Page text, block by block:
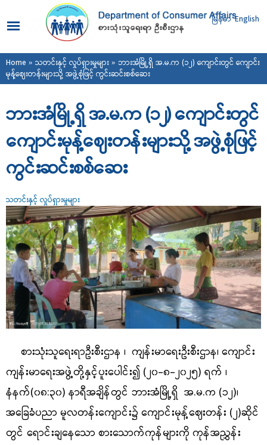
main
content
မြန်မာ English
You are here
Home » သတင်းနှင့် လှုပ်ရှားမှုများ» ဘားအံမြို့ရှိ အ.မ.က (၁၂) ကျောင်းတွင် ကျောင်း
မုန့်ဈေးတန်းများသို့ အဖွဲ့စုံဖြင့် ကွင်းဆင်းစစ်ဆေး
ဘားအံမြို့ရှိ အ.မ.က (၁၂) ကျောင်းတွင်
ကျောင်းမုန့်ဈေးတန်းများသို့ အဖွဲ့စုံဖြင့်
ကွင်းဆင်းစစ်ဆေး
သတင်းနှင့် လှုပ်ရှားမှုများ
စားသုံးသူရေးရာဦးစီးဌာန ၊ ကျန်းမာရေးဦးစီးဌာန၊ ကျောင်း
ကျန်းမာရေးအဖွဲ့တို့နှင့်ပူးပေါင်း၍ (၂၀-၈-၂၀၂၅) ရက် ၊
နံနက်(၀၈:၃၀) နာရီအချိန်တွင် ဘားအံမြို့ရှိ အ.မ.က (၁၂)၊
အခြေခံပညာ မူလတန်းကျောင်း၌ ကျောင်းမုန့်ဈေးတန်း (၂)ဆိုင်
တွင် ရောင်းချနေသော စားသောက်ကုန်များကို ကုန်အညွှန်း